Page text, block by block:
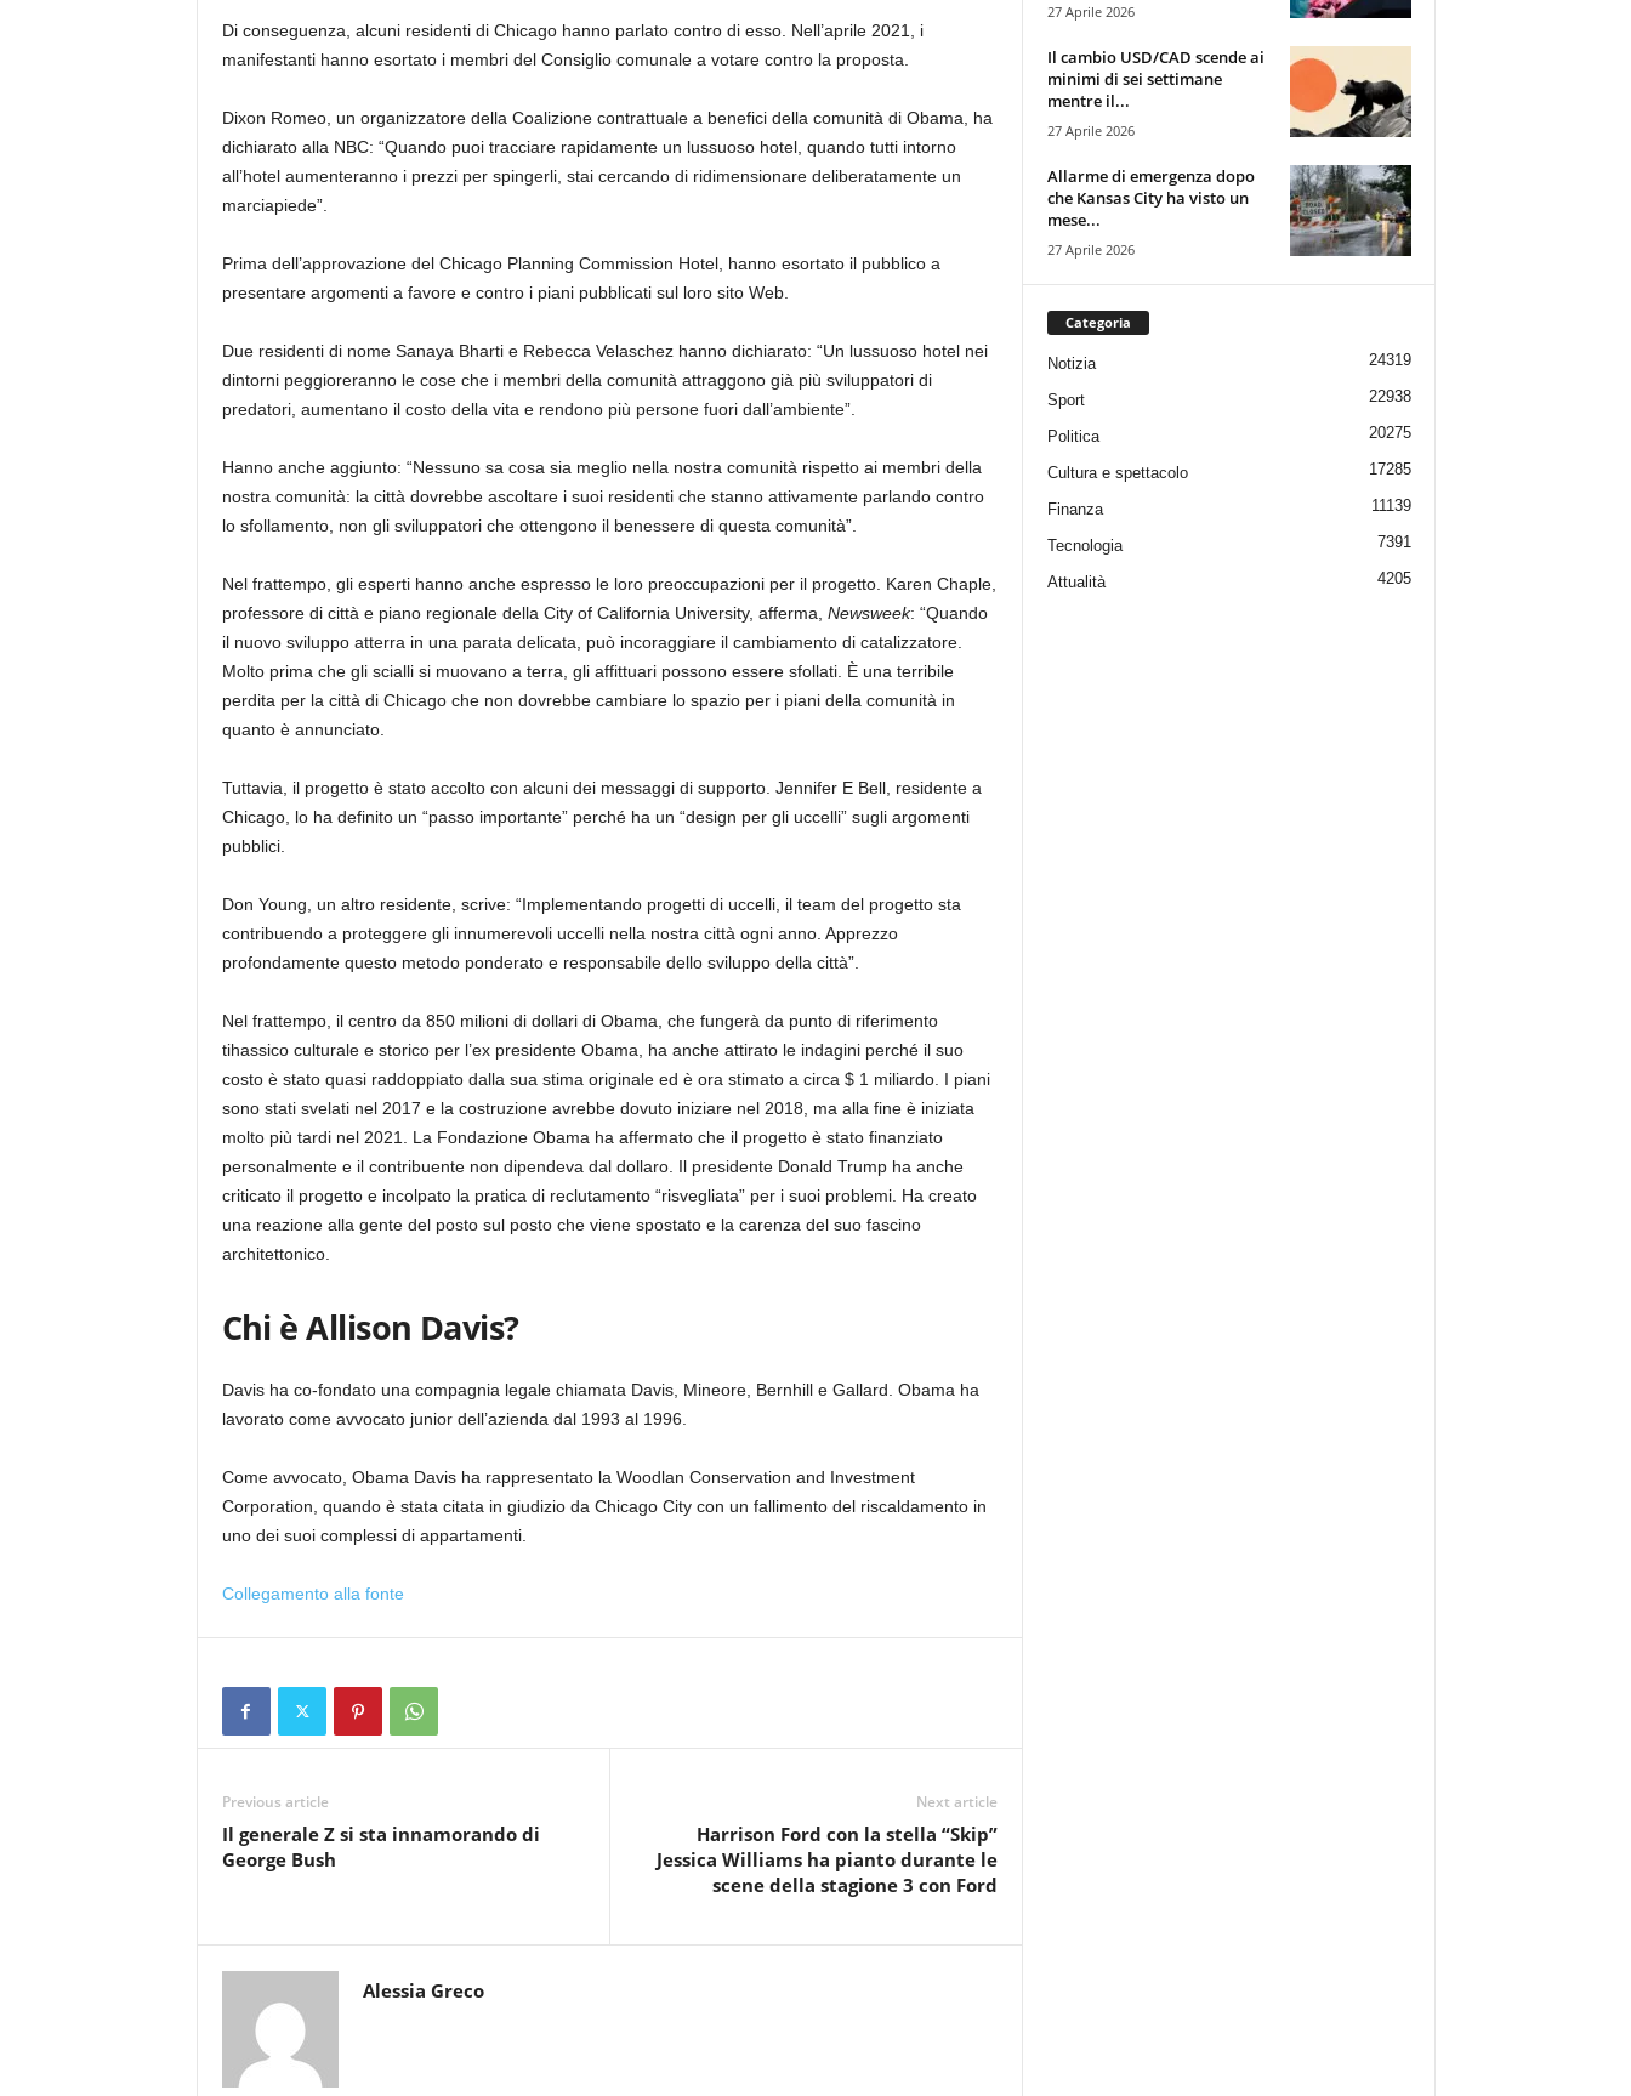
Di conseguenza, alcuni residenti di Chicago hanno parlato contro di esso. Nell’aprile 2021, i
manifestanti hanno esortato i membri del Consiglio comunale a votare contro la proposta.
Dixon Romeo, un organizzatore della Coalizione contrattuale a benefici della comunità di Obama, ha
dichiarato alla NBC: “Quando puoi tracciare rapidamente un lussuoso hotel, quando tutti intorno
all’hotel aumenteranno i prezzi per spingerli, stai cercando di ridimensionare deliberatamente un
marciapiede”.
Prima dell’approvazione del Chicago Planning Commission Hotel, hanno esortato il pubblico a
presentare argomenti a favore e contro i piani pubblicati sul loro sito Web.
Due residenti di nome Sanaya Bharti e Rebecca Velaschez hanno dichiarato: “Un lussuoso hotel nei
dintorni peggioreranno le cose che i membri della comunità attraggono già più sviluppatori di
predatori, aumentano il costo della vita e rendono più persone fuori dall’ambiente”.
Hanno anche aggiunto: “Nessuno sa cosa sia meglio nella nostra comunità rispetto ai membri della
nostra comunità: la città dovrebbe ascoltare i suoi residenti che stanno attivamente parlando contro
lo sfollamento, non gli sviluppatori che ottengono il benessere di questa comunità”.
Nel frattempo, gli esperti hanno anche espresso le loro preoccupazioni per il progetto. Karen Chaple,
professore di città e piano regionale della City of California University, afferma, Newsweek: “Quando
il nuovo sviluppo atterra in una parata delicata, può incoraggiare il cambiamento di catalizzatore.
Molto prima che gli scialli si muovano a terra, gli affittuari possono essere sfollati. È una terribile
perdita per la città di Chicago che non dovrebbe cambiare lo spazio per i piani della comunità in
quanto è annunciato.
Tuttavia, il progetto è stato accolto con alcuni dei messaggi di supporto. Jennifer E Bell, residente a
Chicago, lo ha definito un “passo importante” perché ha un “design per gli uccelli” sugli argomenti
pubblici.
Don Young, un altro residente, scrive: “Implementando progetti di uccelli, il team del progetto sta
contribuendo a proteggere gli innumerevoli uccelli nella nostra città ogni anno. Apprezzo
profondamente questo metodo ponderato e responsabile dello sviluppo della città”.
Nel frattempo, il centro da 850 milioni di dollari di Obama, che fungerà da punto di riferimento
tihassico culturale e storico per l’ex presidente Obama, ha anche attirato le indagini perché il suo
costo è stato quasi raddoppiato dalla sua stima originale ed è ora stimato a circa $ 1 miliardo. I piani
sono stati svelati nel 2017 e la costruzione avrebbe dovuto iniziare nel 2018, ma alla fine è iniziata
molto più tardi nel 2021. La Fondazione Obama ha affermato che il progetto è stato finanziato
personalmente e il contribuente non dipendeva dal dollaro. Il presidente Donald Trump ha anche
criticato il progetto e incolpato la pratica di reclutamento “risvegliata” per i suoi problemi. Ha creato
una reazione alla gente del posto sul posto che viene spostato e la carenza del suo fascino
architettonico.
Chi è Allison Davis?
Davis ha co-fondato una compagnia legale chiamata Davis, Mineore, Bernhill e Gallard. Obama ha
lavorato come avvocato junior dell’azienda dal 1993 al 1996.
Come avvocato, Obama Davis ha rappresentato la Woodlan Conservation and Investment
Corporation, quando è stata citata in giudizio da Chicago City con un fallimento del riscaldamento in
uno dei suoi complessi di appartamenti.
Collegamento alla fonte
Previous article
Il generale Z si sta innamorando di
George Bush
Next article
Harrison Ford con la stella “Skip”
Jessica Williams ha pianto durante le
scene della stagione 3 con Ford
Alessia Greco
27 Aprile 2026
Il cambio USD/CAD scende ai
minimi di sei settimane
mentre il...
27 Aprile 2026
Allarme di emergenza dopo
che Kansas City ha visto un
mese...
27 Aprile 2026
Categoria
Notizia 24319
Sport 22938
Politica 20275
Cultura e spettacolo 17285
Finanza 11139
Tecnologia 7391
Attualità 4205